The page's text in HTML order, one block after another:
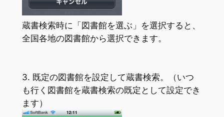
蔵書検索時に「図書館を選ぶ」を選択すると、
全国各地の図書館から選択できます。
3. 既定の図書館を設定して蔵書検索。（いつ
も行く図書館を蔵書検索の既定として設定でき
ます）